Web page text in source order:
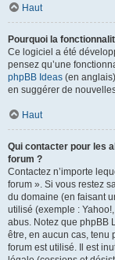
Haut
Pourquoi la
Ce logiciel a été
pensez qu’une
phpBB Ideas (en
en suggérer de
Haut
Qui contacter pour les
forum ?
Contactez n’importe
forum ». Si vous restez
du domaine (en faisant
utilisé (exemple :
abus. Notez que phpBB
être, en aucun cas, tenu
forum est utilisé. Il est